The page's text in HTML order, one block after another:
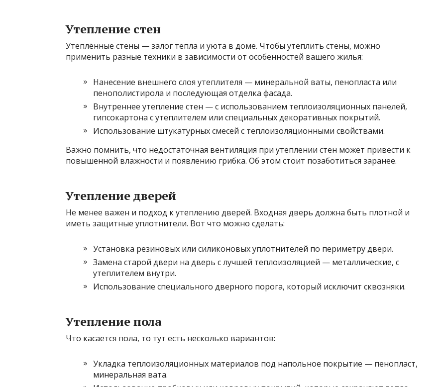
Утепление стен
Утеплённые стены — залог тепла и уюта в доме. Чтобы утеплить стены, можно
применить разные техники в зависимости от особенностей вашего жилья:
Нанесение внешнего слоя утеплителя — минеральной ваты, пенопласта или
пенополистирола и последующая отделка фасада.
Внутреннее утепление стен — с использованием теплоизоляционных панелей,
гипсокартона с утеплителем или специальных декоративных покрытий.
Использование штукатурных смесей с теплоизоляционными свойствами.
Важно помнить, что недостаточная вентиляция при утеплении стен может привести к
повышенной влажности и появлению грибка. Об этом стоит позаботиться заранее.
Утепление дверей
Не менее важен и подход к утеплению дверей. Входная дверь должна быть плотной и
иметь защитные уплотнители. Вот что можно сделать:
Установка резиновых или силиконовых уплотнителей по периметру двери.
Замена старой двери на дверь с лучшей теплоизоляцией — металлические, с
утеплителем внутри.
Использование специального дверного порога, который исключит сквозняки.
Утепление пола
Что касается пола, то тут есть несколько вариантов:
Укладка теплоизоляционных материалов под напольное покрытие — пенопласт,
минеральная вата.